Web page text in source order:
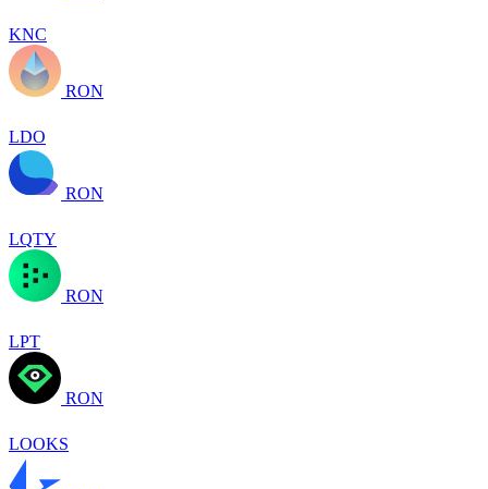
KNC
RON
LDO
RON
LQTY
RON
LPT
RON
LOOKS